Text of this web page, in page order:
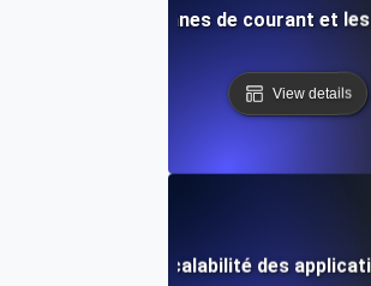
pour les pannes de courant et
View details
pour la scalabilité des